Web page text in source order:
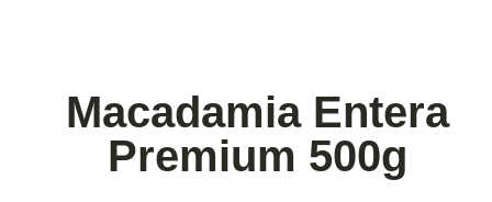
Macadamia Entera
Premium 500g